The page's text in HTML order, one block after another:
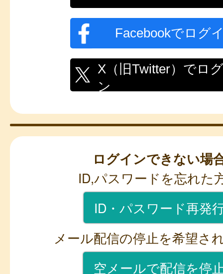
Facebookでログ
X（旧Twitter）でロ
ン
ログインできない場
ID,パスワードを忘れた
ID・パスワード再発
メール配信の停止を希望さ
空メールで配信を停